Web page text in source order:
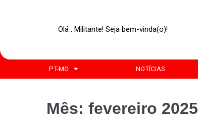
Olá , Militante! Seja bem-vinda(o)!
PT-MG NOTÍCIAS
Mês: fevereiro 2025